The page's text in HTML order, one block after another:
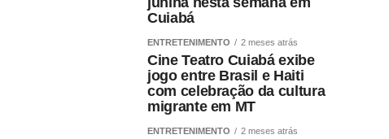
Cuiabá
ENTRETENIMENTO 2 meses atrás
Cine Teatro Cuiabá exibe
jogo entre Brasil e Haiti
com celebração da cultura
migrante em MT
ENTRETENIMENTO 2 meses atrás